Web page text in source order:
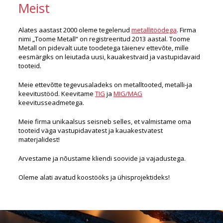
Meist
Alates aastast 2000 oleme tegelenud metallitöödega. Firma
nimi „Toome Metall“ on registreeritud 2013 aastal. Toome
Metall on pidevalt uute toodetega täienev ettevõte, mille
eesmärgiks on leiutada uusi, kauakestvaid ja vastupidavaid
tooteid.
Meie ettevõtte tegevusaladeks on metalltooted, metalli-ja
keevitustööd. Keevitame TIG ja MIG/MAG
keevitusseadmetega.
Meie firma unikaalsus seisneb selles, et valmistame oma
tooteid väga vastupidavatest ja kauakestvatest
materjalidest!
Arvestame ja nõustame kliendi soovide ja vajadustega.
Oleme alati avatud koostööks ja ühisprojektideks!